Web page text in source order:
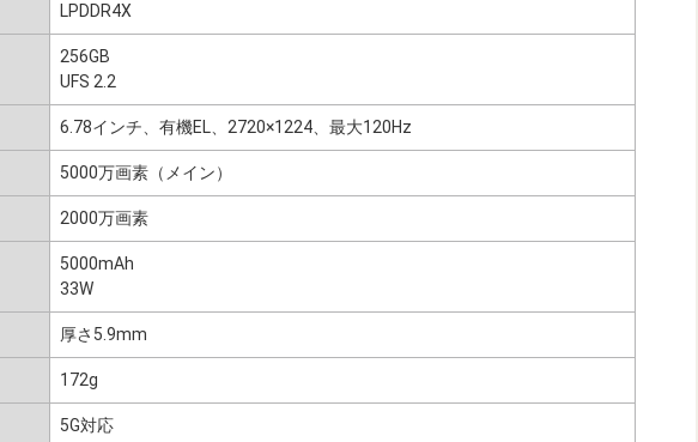
LPDDR4X
256GB
UFS 2.2
6.78インチ、有機EL、2720×1224、最大120Hz
5000万画素（メイン）
2000万画素
5000mAh
33W
厚さ5.9mm
172g
5G対応